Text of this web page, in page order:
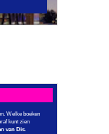
Welke boeken
kunt zien
van Dis.